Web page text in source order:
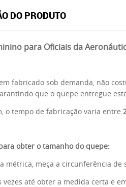
DO PRODUTO
para Oficiais da
fabricado sob demanda, não
que o quepe entregue
o tempo de fabricação varia entre
obter o tamanho do quepe:
métrica, meça a circunferência
vezes até obter a medida certa e